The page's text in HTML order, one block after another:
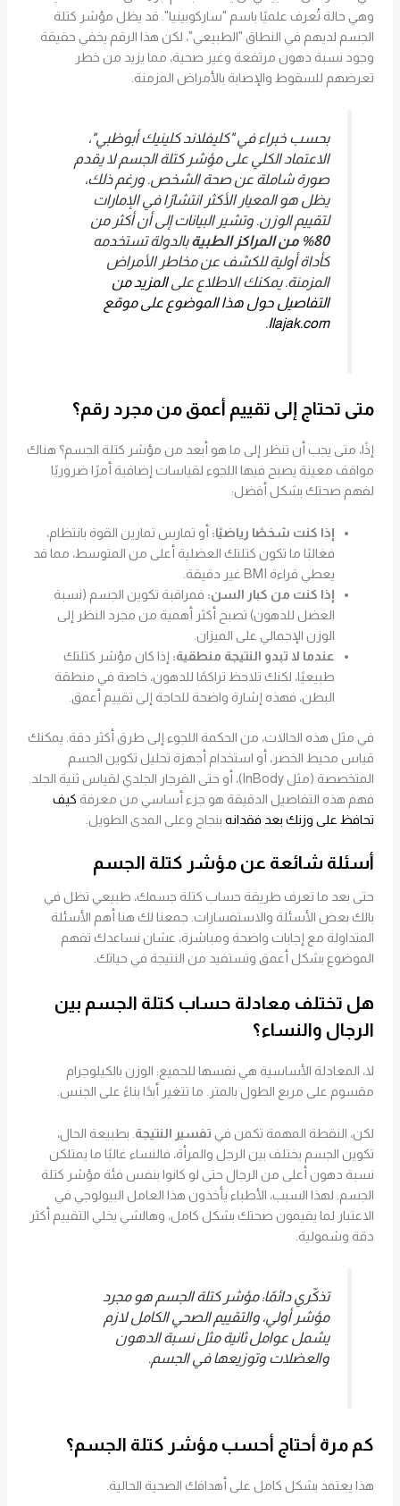
وهي حالة تُعرف علميًا باسم "ساركوبينيا". قد يظل مؤشر كتلة
الجسم لديهم في النطاق "الطبيعي"، لكن هذا الرقم يخفي حقيقة
وجود نسبة دهون مرتفعة وغير صحية، مما يزيد من خطر
تعرضهم للسقوط والإصابة بالأمراض المزمنة.
بحسب خبراء في "كليفلاند كلينيك أبوظبي"،
الاعتماد الكلي على مؤشر كتلة الجسم لا يقدم
صورة شاملة عن صحة الشخص. ورغم ذلك،
يظل هو المعيار الأكثر انتشارًا في الإمارات
لتقييم الوزن. وتشير البيانات إلى أن أكثر من
80% من المراكز الطبية
بالدولة تستخدمه
كأداة أولية للكشف عن مخاطر الأمراض
المزمنة. يمكنك الاطلاع علىالمزيد من
التفاصيل حول هذا الموضوع على موقع
Ilajak.com
.
متى تحتاج إلى تقييم أعمق من مجرد رقم؟
إذًا، متى يجب أن تنظر إلى ما هو أبعد من مؤشر كتلة الجسم؟ هناك
مواقف معينة يصبح فيها اللجوء لقياسات إضافية أمرًا ضروريًا
لفهم صحتك بشكل أفضل:
إذا كنت شخصًا رياضيًا: أو تمارس تمارين القوة بانتظام،
فغالبًا ما تكون كتلتك العضلية أعلى من المتوسط، مما قد
يعطي قراءة BMI غير دقيقة.
إذا كنت من كبار السن: فمراقبة تكوين الجسم (نسبة
العضل للدهون) تصبح أكثر أهمية من مجرد النظر إلى
الوزن الإجمالي على الميزان.
عندما لا تبدو النتيجة منطقية: إذا كان مؤشر كتلتك
طبيعيًا، لكنك تلاحظ تراكمًا للدهون، خاصة في منطقة
البطن، فهذه إشارة واضحة للحاجة إلى تقييم أعمق.
في مثل هذه الحالات، من الحكمة اللجوء إلى طرق أكثر دقة. يمكنك
قياس محيط الخصر، أو استخدام أجهزة تحليل تكوين الجسم
المتخصصة (مثل InBody)، أو حتى الفرجار الجلدي لقياس ثنية الجلد.
فهم هذه التفاصيل الدقيقة هو جزء أساسي من معرفة كيف
تحافظ على وزنك بعد فقدانه بنجاح وعلى المدى الطويل.
أسئلة شائعة عن مؤشر كتلة الجسم
حتى بعد ما تعرف طريقة حساب كتلة جسمك، طبيعي تظل في
بالك بعض الأسئلة والاستفسارات. جمعنا لك هنا أهم الأسئلة
المتداولة مع إجابات واضحة ومباشرة، عشان نساعدك تفهم
الموضوع بشكل أعمق وتستفيد من النتيجة في حياتك.
هل تختلف معادلة حساب كتلة الجسم بين
الرجال والنساء؟
لا، المعادلة الأساسية هي نفسها للجميع: الوزن بالكيلوجرام
مقسوم على مربع الطول بالمتر. ما تتغير أبدًا بناءً على الجنس.
لكن، النقطة المهمة تكمن في تفسير النتيجة . بطبيعة الحال،
تكوين الجسم يختلف بين الرجل والمرأة، فالنساء غالبًا ما يمتلكن
نسبة دهون أعلى من الرجال حتى لو كانوا بنفس فئة مؤشر كتلة
الجسم. لهذا السبب، الأطباء يأخذون هذا العامل البيولوجي في
الاعتبار لما يقيمون صحتك بشكل كامل، وهالشي يخلي التقييم أكثر
دقة وشمولية.
تذكّري دائمًا: مؤشر كتلة الجسم هو مجرد
مؤشر أولي، والتقييم الصحي الكامل لازم
يشمل عوامل ثانية مثل نسبة الدهون
والعضلات وتوزيعها في الجسم.
كم مرة أحتاج أحسب مؤشر كتلة الجسم؟
هذا يعتمد بشكل كامل على أهدافك الصحية الحالية.